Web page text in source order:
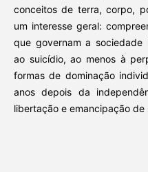
conceitos de terra, corpo,
um interesse geral:
que governam a sociedade
ao suicídio, ao menos à
formas de dominação
anos depois da
libertação e emancipação de